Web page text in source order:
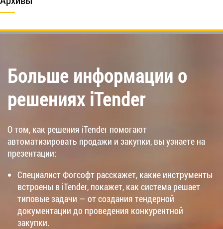
Больше информации о
решениях iTender
О том, как решения iTender помогают
автоматизировать продажи и закупки, вы узнаете на
презентации:
Специалист Фогсофт расскажет, какие инструменты
встроены в iTender, покажет, как система решает
типовые задачи — от создания тендерной
документации до проведения конкурентной
закупки.